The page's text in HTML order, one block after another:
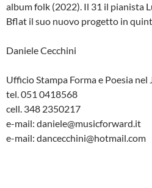
album folk (2022). Il 31 il pianista
Bflat il suo nuovo progetto in
Daniele Cecchini
Ufficio Stampa Forma e Poesia nel
tel. 051 0418568
cell. 348 2350217
e-mail: daniele@musicforward.it
e-mail: dancecchini@hotmail.com